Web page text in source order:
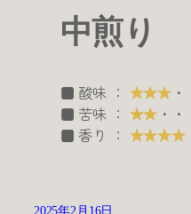
中煎り
■ 酸味 ： ★★★・
■ 苦味 ： ★★ ・・
■ 香り ： ★★★★
2025年2月16日